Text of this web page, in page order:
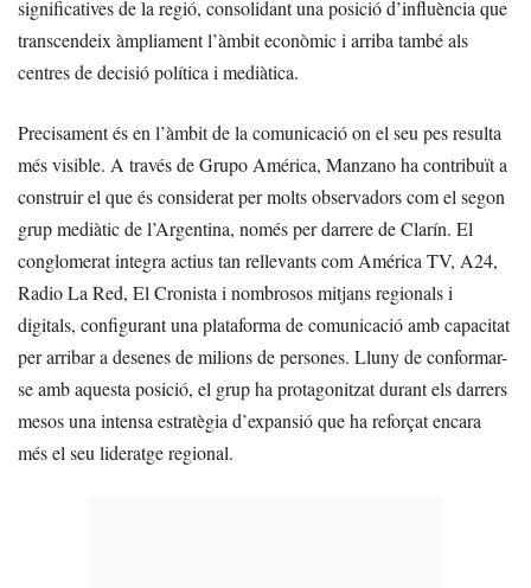
significatives de la regió, consolidant una posició d’influència que
transcendeix àmpliament l’àmbit econòmic i arriba també als
centres de decisió política i mediàtica.
Precisament és en l’àmbit de la comunicació on el seu pes resulta
més visible. A través de Grupo América, Manzano ha contribuït a
construir el que és considerat per molts observadors com el segon
grup mediàtic de l’Argentina, només per darrere de Clarín. El
conglomerat integra actius tan rellevants com América TV, A24,
Radio La Red, El Cronista i nombrosos mitjans regionals i
digitals, configurant una plataforma de comunicació amb capacitat
per arribar a desenes de milions de persones. Lluny de conformar-
se amb aquesta posició, el grup ha protagonitzat durant els darrers
mesos una intensa estratègia d’expansió que ha reforçat encara
més el seu lideratge regional.